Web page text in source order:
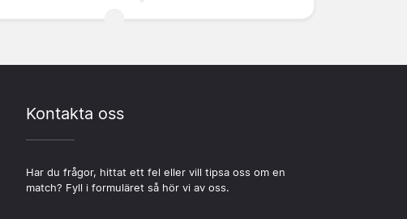
Kontakta oss
Har du frågor, hittat ett fel eller vill tipsa oss om en
match? Fyll i formuläret så hör vi av oss.